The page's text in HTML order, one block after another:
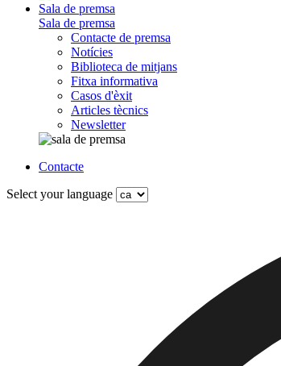
Sala de premsa
Sala de premsa
Contacte de premsa
Notícies
Biblioteca de mitjans
Fitxa informativa
Casos d'èxit
Articles tècnics
Newsletter
Contacte
Select your language